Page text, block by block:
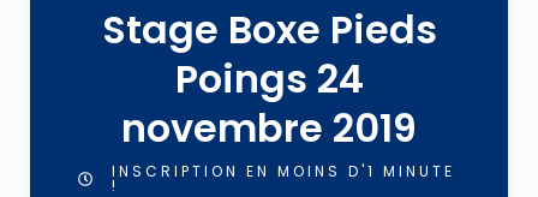
Stage Boxe Pieds
Poings 24
novembre 2019
INSCRIPTION EN MOINS D'1 MINUTE
!